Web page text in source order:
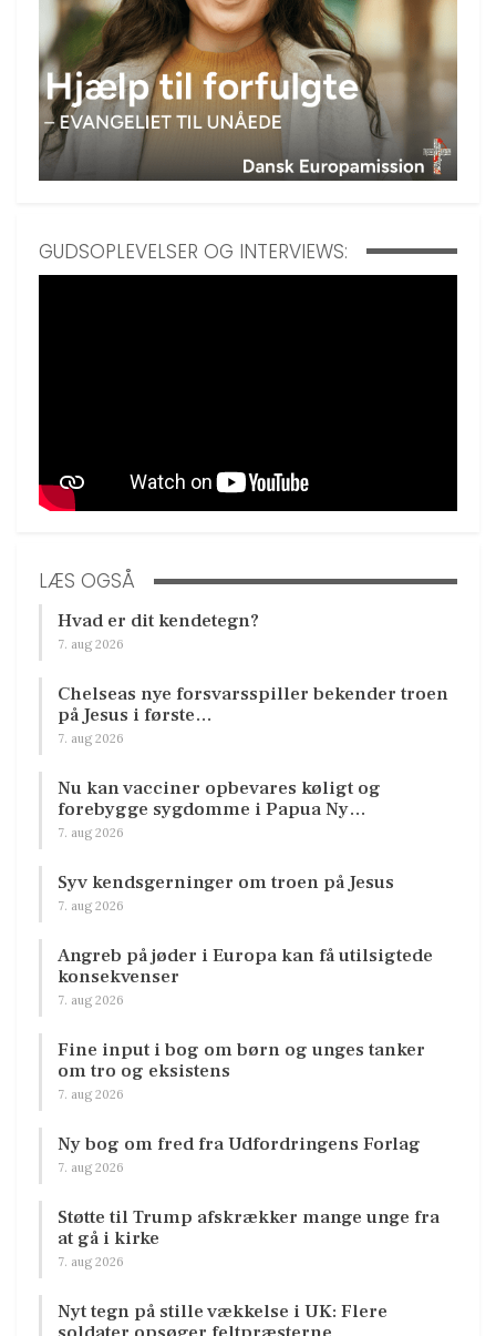
GUDSOPLEVELSER OG INTERVIEWS:
LÆS OGSÅ
Hvad er dit kendetegn?
7. aug 2026
Chelseas nye forsvarsspiller bekender troen
på Jesus i første…
7. aug 2026
Nu kan vacciner opbevares køligt og
forebygge sygdomme i Papua Ny…
7. aug 2026
Syv kendsgerninger om troen på Jesus
7. aug 2026
Angreb på jøder i Europa kan få utilsigtede
konsekvenser
7. aug 2026
Fine input i bog om børn og unges tanker
om tro og eksistens
7. aug 2026
Ny bog om fred fra Udfordringens Forlag
7. aug 2026
Støtte til Trump afskrækker mange unge fra
at gå i kirke
7. aug 2026
Nyt tegn på stille vækkelse i UK: Flere